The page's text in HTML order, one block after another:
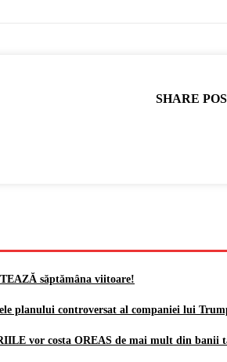
SHARE
săptămâna viitoare!
planului controversat al companiei lui
vor costa OREAS de mai mult din banii